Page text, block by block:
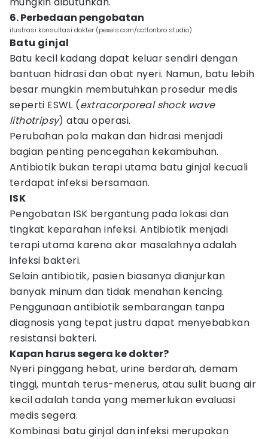
6. Perbedaan pengobatan
ilustrasi konsultasi dokter (pexels.com/cottonbro studio)
Batu ginjal
Batu kecil kadang dapat keluar sendiri dengan
bantuan hidrasi dan obat nyeri. Namun, batu lebih
besar mungkin membutuhkan prosedur medis
seperti ESWL (extracorporeal shock wave
lithotripsy) atau operasi.
Perubahan pola makan dan hidrasi menjadi
bagian penting pencegahan kekambuhan.
Antibiotik bukan terapi utama batu ginjal kecuali
terdapat infeksi bersamaan.
ISK
Pengobatan ISK bergantung pada lokasi dan
tingkat keparahan infeksi. Antibiotik menjadi
terapi utama karena akar masalahnya adalah
infeksi bakteri.
Selain antibiotik, pasien biasanya dianjurkan
banyak minum dan tidak menahan kencing.
Penggunaan antibiotik sembarangan tanpa
diagnosis yang tepat justru dapat menyebabkan
resistansi bakteri.
Kapan harus segera ke dokter?
Nyeri pinggang hebat, urine berdarah, demam
tinggi, muntah terus-menerus, atau sulit buang air
kecil adalah tanda yang memerlukan evaluasi
medis segera.
Kombinasi batu ginjal dan infeksi merupakan